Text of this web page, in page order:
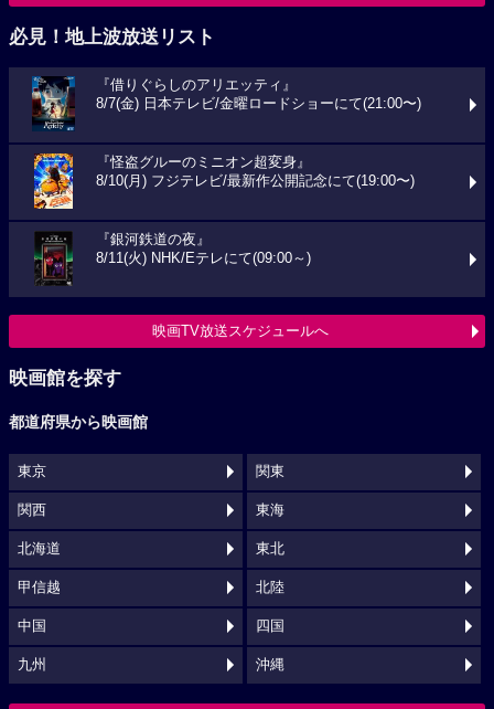
必見！地上波放送リスト
『借りぐらしのアリエッティ』
8/7(金) 日本テレビ/金曜ロードショーにて(21:00〜)
『怪盗グルーのミニオン超変身』
8/10(月) フジテレビ/最新作公開記念にて(19:00〜)
『銀河鉄道の夜』
8/11(火) NHK/Eテレにて(09:00～)
映画TV放送スケジュールへ
映画館を探す
都道府県から映画館
東京 関東
関西 東海
北海道 東北
甲信越 北陸
中国 四国
九州 沖縄